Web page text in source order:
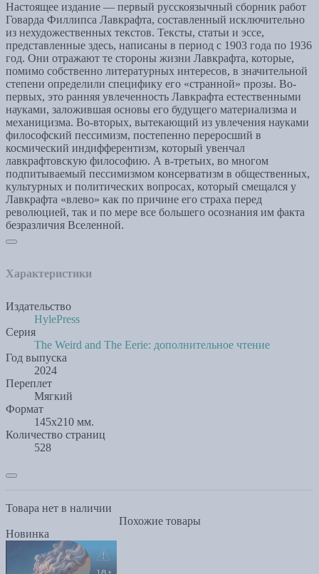
Настоящее издание — первый русскоязычный сборник работ
Говарда Филлипса Лавкрафта, составленный исключительно
из нехудожественных текстов. Тексты, статьи и эссе,
представленные здесь, написаны в период с 1903 года по 1936
год. Они отражают те стороны жизни Лавкрафта, которые,
помимо собственно литературных интересов, в значительной
степени определили специфику его «странной» прозы. Во-
первых, это ранняя увлеченность Лавкрафта естественными
науками, заложившая основы его будущего материализма и
механицизма. Во-вторых, вытекающий из увлечения науками
философский пессимизм, постепенно переросший в
космический индифферентизм, который увенчал
лавкрафтовскую философию. А в-третьих, во многом
подпитываемый пессимизмом консерватизм в общественных,
культурных и политических вопросах, который смещался у
Лавкрафта «влево» как по причине его страха перед
революцией, так и по мере все большего осознания им факта
безразличия Вселенной.
Характеристики
Издательство
HylePress
Серия
The Weird and The Eerie: дополнительное чтение
Год выпуска
2024
Переплет
Мягкий
Формат
145x210 мм.
Количество страниц
528
Товара нет в наличии
Похожие товары
Новинка